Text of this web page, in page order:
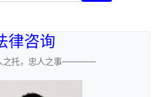
律咨询
托，忠人之事————